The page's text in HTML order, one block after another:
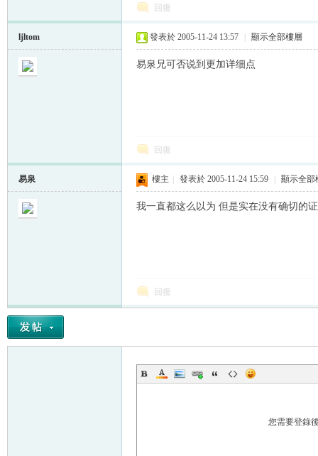
回復
ljltom 發表於 2005-11-24 13:57 顯示全部樓層
易泉兄可否说到更加详细点
回復
易泉 樓主 發表於 2005-11-24 15:59 顯示全部
我一直都这么以为 但是实在没有确切的
回復
您需要登錄